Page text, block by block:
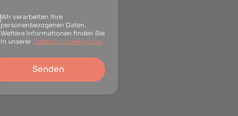
Wir verarbeiten Ihre
personenbezogenen Daten.
Weitere Informationen finden Sie
in unserer Datenschutzerklärung
Senden